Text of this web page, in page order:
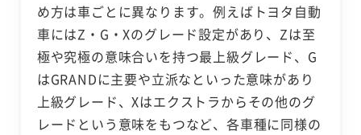
め方は車ごとに異なります。例えばトヨタ自動
車にはZ・G・Xのグレード設定があり、Zは至
極や究極の意味合いを持つ最上級グレード、G
はGRANDに主要や立派なといった意味があり
上級グレード、Xはエクストラからその他のグ
レードという意味をもつなど、各車種に同様の